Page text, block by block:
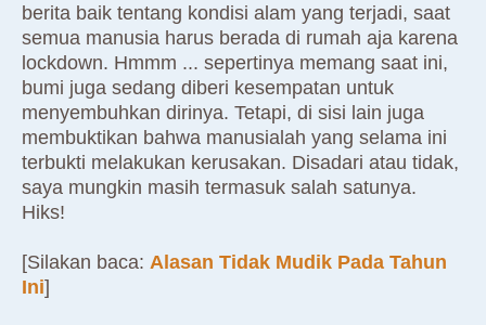
berita baik tentang kondisi alam yang terjadi, saat
semua manusia harus berada di rumah aja karena
lockdown. Hmmm ... sepertinya memang saat ini,
bumi juga sedang diberi kesempatan untuk
menyembuhkan dirinya. Tetapi, di sisi lain juga
membuktikan bahwa manusialah yang selama ini
terbukti melakukan kerusakan. Disadari atau tidak,
saya mungkin masih termasuk salah satunya.
Hiks!
[Silakan baca: Alasan Tidak Mudik Pada Tahun
Ini]